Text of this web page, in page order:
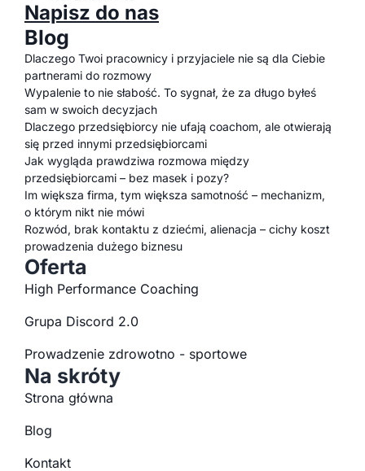
Napisz do nas
Blog
Dlaczego Twoi pracownicy i przyjaciele nie są dla Ciebie
partnerami do rozmowy
Wypalenie to nie słabość. To sygnał, że za długo byłeś
sam w swoich decyzjach
Dlaczego przedsiębiorcy nie ufają coachom, ale otwierają
się przed innymi przedsiębiorcami
Jak wygląda prawdziwa rozmowa między
przedsiębiorcami – bez masek i pozy?
Im większa firma, tym większa samotność – mechanizm,
o którym nikt nie mówi
Rozwód, brak kontaktu z dziećmi, alienacja – cichy koszt
prowadzenia dużego biznesu
Oferta
High Performance Coaching
Grupa Discord 2.0
Prowadzenie zdrowotno - sportowe
Na skróty
Strona główna
Blog
Kontakt